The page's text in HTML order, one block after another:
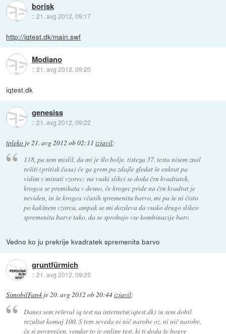
borisk
::21. avg 2012, 09:17
http://iqtest.dk/main.swf
Modiano
::21. avg 2012, 09:20
iqtest.dk
genesiss
::21. avg 2012, 09:22
tpleko je21. avg 2012 ob 02:11 izjavil:
118, pa sem mislil, da mi je šlo bolje. tistega 37. testa nisem znal
rešiti (pritisk časa) če ga grem pa zdajle gledat še enkrat pa
vidim v minuti vzorec: na vsaki slikci se doda črn kvadratek,
krogca se premikata v desno, če krogec pride na črn kvadrat je
neviden, in še krogca včasih spremenita barvo, mi pa še ni čisto
po kakšnem vzorcu, ampak se mi dozdeva da vsako drugo slikco
spremenita barve tako, da se sprobajo vse kombinacije barv.
Vedno ko ju prekrije kvadratek spremenita barvo
gruntfürmich
::21. avg 2012, 09:25
SimobilFan4 je20. avg 2012 ob 20:44izjavil:
Danes sem reševal iq test na internetu(iqtest.dk) in sem dobil
rezultat komaj 100. S tem seveda ni nič narobe oz. ni nič narobe,
če si povprečen, vendar to je online test, ki ti doda še bogve